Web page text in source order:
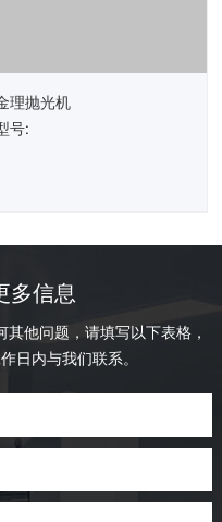
理抛光机
号:
多信息
他问题，请填写以下表格，
日内与我们联系。